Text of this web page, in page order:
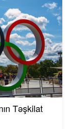
Təşkilat